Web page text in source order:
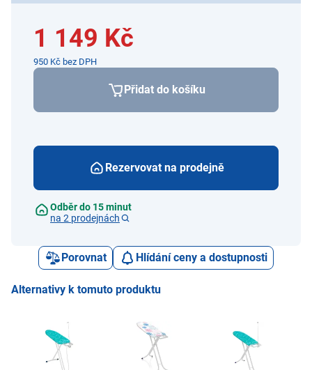
1 149 Kč
950 Kč bez DPH
Přidat do košíku
Rezervovat na prodejně
Odběr do 15 minut
na 2 prodejnách
Porovnat Hlídání ceny a dostupnosti
Alternativy k tomuto produktu